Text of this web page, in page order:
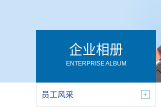
企业相册
ENTERPRISE ALBUM
员工风采